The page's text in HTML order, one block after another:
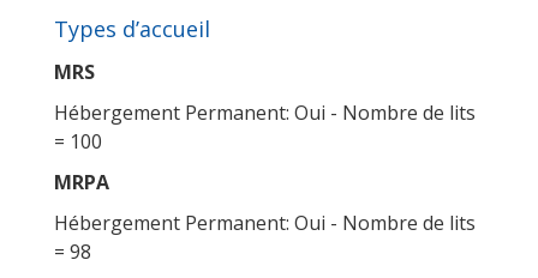
Types d’accueil
MRS
Hébergement Permanent: Oui - Nombre de lits
= 100
MRPA
Hébergement Permanent: Oui - Nombre de lits
= 98